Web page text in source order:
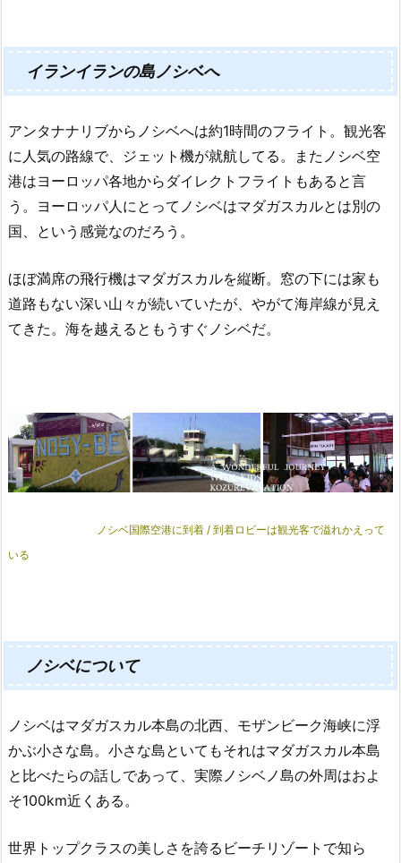
イランイランの島ノシベへ
アンタナナリブからノシベへは約1時間のフライト。観光客
に人気の路線で、ジェット機が就航してる。またノシベ空
港はヨーロッパ各地からダイレクトフライトもあると言
う。ヨーロッパ人にとってノシベはマダガスカルとは別の
国、という感覚なのだろう。
ほぼ満席の飛行機はマダガスカルを縦断。窓の下には家も
道路もない深い山々が続いていたが、やがて海岸線が見え
てきた。海を越えるともうすぐノシベだ。
ノシベ国際空港に到着 / 到着ロビーは観光客で溢れかえって
いる
ノシベについて
ノシベはマダガスカル本島の北西、モザンビーク海峡に浮
かぶ小さな島。小さな島といてもそれはマダガスカル本島
と比べたらの話しであって、実際ノシベノ島の外周はおよ
そ100km近くある。
世界トップクラスの美しさを誇るビーチリゾートで知ら